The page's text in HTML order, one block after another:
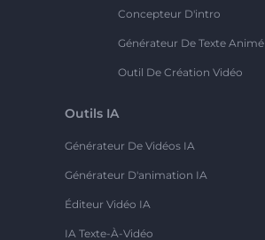
Concepteur D'intro
Générateur De Texte Animé
Outil De Création Vidéo
Outils IA
Générateur De Vidéos IA
Générateur D'animation IA
Éditeur Vidéo IA
IA Texte-À-Vidéo